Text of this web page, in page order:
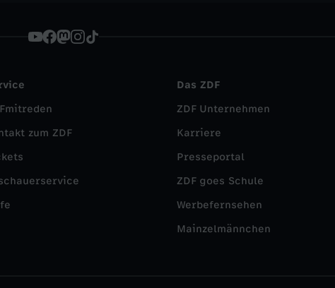
zum ZDF
Das ZDF
ZDF Unternehmen
Karriere
Presseportal
ZDF goes Schule
Werbefernsehen
Mainzelmännchen